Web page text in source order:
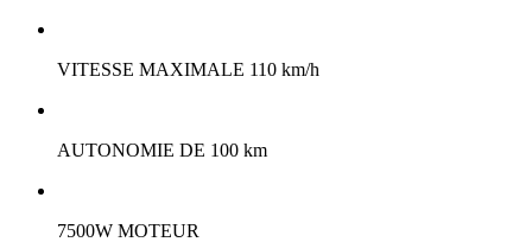
VITESSE MAXIMALE 110 km/h
AUTONOMIE DE 100 km
7500W MOTEUR